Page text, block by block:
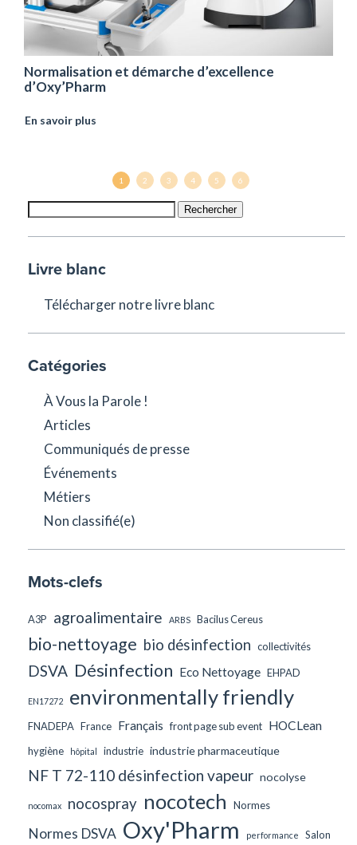
Normalisation et démarche d’excellence
d’Oxy’Pharm
En savoir plus
1 2 3 4 5 6
Rechercher
Livre blanc
Télécharger notre livre blanc
Catégories
À Vous la Parole !
Articles
Communiqués de presse
Événements
Métiers
Non classifié(e)
Mots-clefs
A3P agroalimentaire ARBS Bacilus Cereus
bio-nettoyage bio désinfection collectivités
DSVA Désinfection Eco Nettoyage EHPAD
EN17272 environmentally friendly
FNADEPA France Français front page sub event HOCLean
hygiène hôpital industrie industrie pharmaceutique
NF T 72-110 désinfection vapeur nocolyse
nocomax nocospray nocotech Normes
Normes DSVA Oxy'Pharm performance Salon